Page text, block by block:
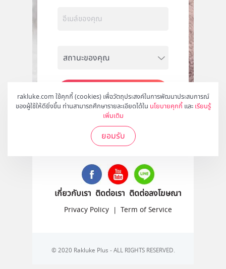
rakluke.com ใช้คุกกี้ (cookies) เพื่อวัตถุประสงค์ในการพัฒนาประสบการณ์
ของผู้ใช้ให้ดียิ่งขึ้น ท่านสามารถศึกษารายละเอียดได้ใน นโยบายคุกกี้ และ เรียนรู้
เพิ่มเติม
ยอมรับ
สมัคร
ติดตามเราได้ที่
เกี่ยวกับเรา ติดต่อเรา ติดต่อลงโฆษณา
Privacy Policy | Term of Service
© 2020 Rakluke Plus - ALL RIGHTS RESERVED.